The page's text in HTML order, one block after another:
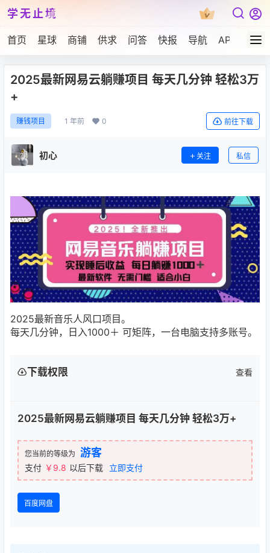
学无止境
首页 星球 商铺 供求 问答 快报 导航 APP下载
2025最新网易云躺赚项目 每天几分钟 轻松3万
+
赚钱项目 1 年前 0 前往下载
初心 关注 私信
2025最新音乐人风口项目。
每天几分钟，日入1000＋ 可矩阵，一台电脑支持多账号。
下载权限 查看
2025最新网易云躺赚项目 每天几分钟 轻松3万+
您当前的等级为 游客
支付 ￥9.8 以后下载 立即支付
百度网盘